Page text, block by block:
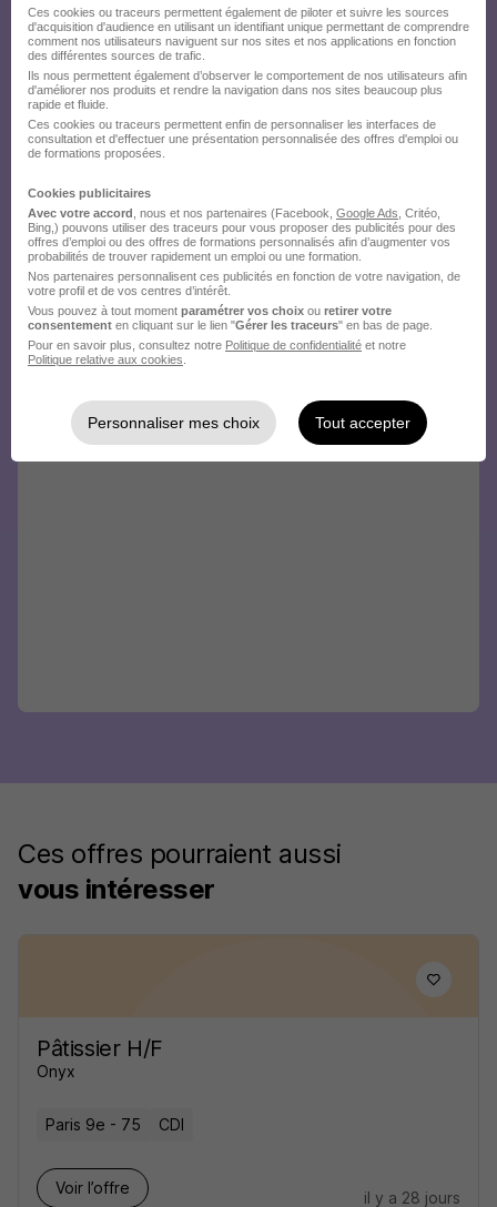
Ces offres pourraient aussi
vous intéresser
Pâtissier H/F
Onyx
Paris 9e - 75 CDI
Voir l’offre
il y a 28 jours
Ces cookies ou traceurs permettent également de piloter et suivre les sources
d'acquisition d'audience en utilisant un identifiant unique permettant de comprendre
comment nos utilisateurs naviguent sur nos sites et nos applications en fonction
des différentes sources de trafic.
Ils nous permettent également d’observer le comportement de nos utilisateurs afin
d'améliorer nos produits et rendre la navigation dans nos sites beaucoup plus
rapide et fluide.
Ces cookies ou traceurs permettent enfin de personnaliser les interfaces de
consultation et d'effectuer une présentation personnalisée des offres d'emploi ou
de formations proposées.
Cookies publicitaires
Avec votre accord , nous et nos partenaires (Facebook, Google Ads , Critéo,
Bing,) pouvons utiliser des traceurs pour vous proposer des publicités pour des
offres d’emploi ou des offres de formations personnalisés afin d’augmenter vos
probabilités de trouver rapidement un emploi ou une formation.
Nos partenaires personnalisent ces publicités en fonction de votre navigation, de
votre profil et de vos centres d’intérêt.
Vous pouvez à tout moment paramétrer vos choix ou retirer votre
consentement en cliquant sur le lien "Gérer les traceurs" en bas de page.
Pour en savoir plus, consultez notre Politique de confidentialité et notre
Politique relative aux cookies
Personnaliser mes choix Tout accepter